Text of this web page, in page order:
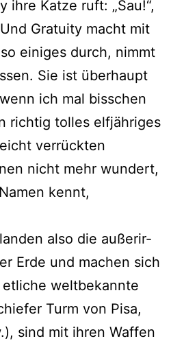
ihre Katze ruft: „Sau!“,
Gratuity macht mit
eini­ges durch, nimmt
Sie ist über­haupt
ich mal biss­chen
rich­tig tol­les elf­jäh­ri­ges
ver­rück­ten
nicht mehr wun­dert,
kennt,
also die außer­ir­
Erde und machen sich
welt­be­kann­te
Turm von Pisa,
sind mit ihren Waffen